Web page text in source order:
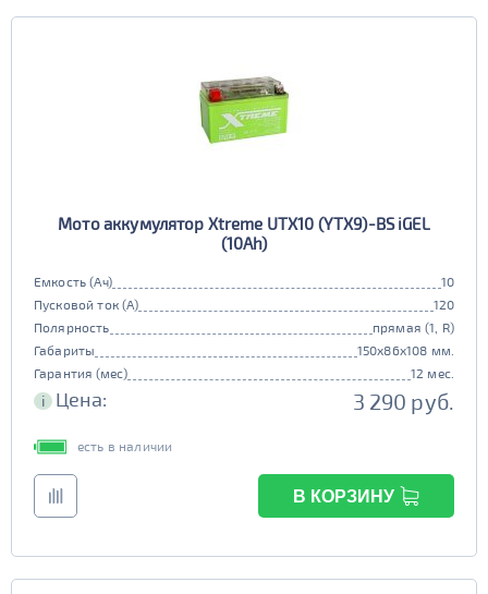
Мото аккумулятор Xtreme UTX10 (YTX9)-BS iGEL
(10Ah)
Емкость (Ач)
10
Пусковой ток (А)
120
Полярность
прямая (1, R)
Габариты
150x86x108 мм.
Гарантия (мес)
12 мес.
i Цена: 3 290 руб.
есть в наличии
В КОРЗИНУ